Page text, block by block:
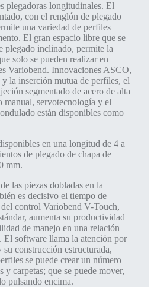
plegadoras longitudinales. El
con el renglón de plegado
una variedad de perfiles
El gran espacio libre que se
plegado inclinado, permite la
solo se pueden realizar en
Variobend. Innovaciones ASCO,
la inserción mutua de perfiles, el
segmentado de acero de alta
manual, servotecnología y el
están disponibles como
en una longitud de 4 a
de plegado de chapa de
mm.
las piezas dobladas en la
es decisivo el tiempo de
control Variobend V-Touch,
aumenta su productividad
de manejo en una relación
El software llama la atención por
construcción estructurada,
se puede crear un número
carpetas; que se puede mover,
pulsando encima.